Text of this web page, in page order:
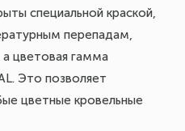
специальной краской,
перепадам,
а цветовая гамма
Это позволяет
цветные кровельные